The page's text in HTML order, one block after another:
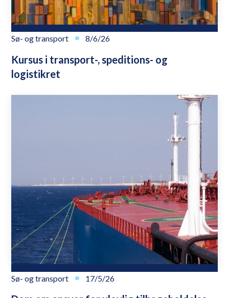
Sø- og transport 8/6/26
Kursus i transport-, speditions- og
logistikret
Sø- og transport 17/5/26